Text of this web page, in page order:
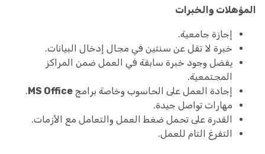
المؤهلات والخبرات
إجازة جامعية.
خبرة لا تقل عن سنتين في مجال إدخال البيانات.
يفضل وجود خبرة سابقة في العمل ضمن المراكز
المجتمعية.
إجادة العمل على الحاسوب وخاصة برامج MS Office
.
مهارات تواصل جيدة.
القدرة على تحمل ضغط العمل والتعامل مع الأزمات.
التفرغ التام للعمل.